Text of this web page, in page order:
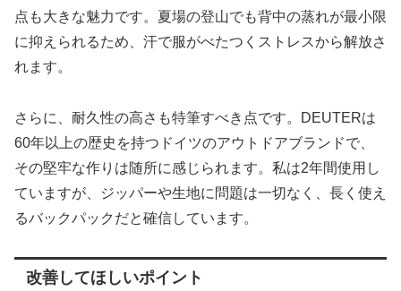
点も大きな魅力です。夏場の登山でも背中の蒸れが最小限
に抑えられるため、汗で服がべたつくストレスから解放さ
れます。
さらに、耐久性の高さも特筆すべき点です。DEUTERは
60年以上の歴史を持つドイツのアウトドアブランドで、
その堅牢な作りは随所に感じられます。私は2年間使用し
ていますが、ジッパーや生地に問題は一切なく、長く使え
るバックパックだと確信しています。
改善してほしいポイント